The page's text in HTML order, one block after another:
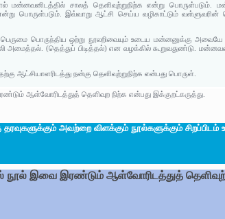
சாலத் தெளிவுற்றுநிற்க என்று
பொருள்படும். இவ்வாறு ஆட்சி செய்ய வழிகாட்டும் வள்ளுவரின்
பொருந்திய ஒற்று நூலறிவையும் உடைய மன்னனுக்கு அவையே
அமைத்தல். (தெத்துப் பிடித்தல்) என வழக்கில் கூறுவதுண்டு.
நன்கு தெளிவுற்றுநிற்க என்பது பொருள்.
ஆள்வோரிடத்துத் தெளிவுற நிற்க என்பது இக்குறட்கருத்து.
தரவுகளுக்கும் அவற்றை விளக்கும் நூல்களுக்கும் சிறப்பிடம்
நூல் இவை இரண்டும் ஆள்வோரிடத்துத்